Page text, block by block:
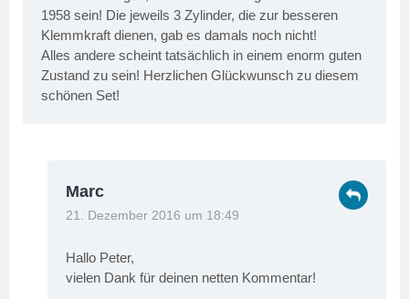
1958 sein! Die jeweils 3 Zylinder, die zur besseren
Klemmkraft dienen, gab es damals noch nicht!
Alles andere scheint tatsächlich in einem enorm guten
Zustand zu sein! Herzlichen Glückwunsch zu diesem
schönen Set!
Marc
21. Dezember 2016 um 18:49
Hallo Peter,
vielen Dank für deinen netten Kommentar!